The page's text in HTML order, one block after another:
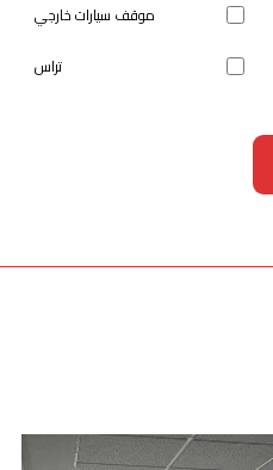
موقف سيارات خارجي
تراس